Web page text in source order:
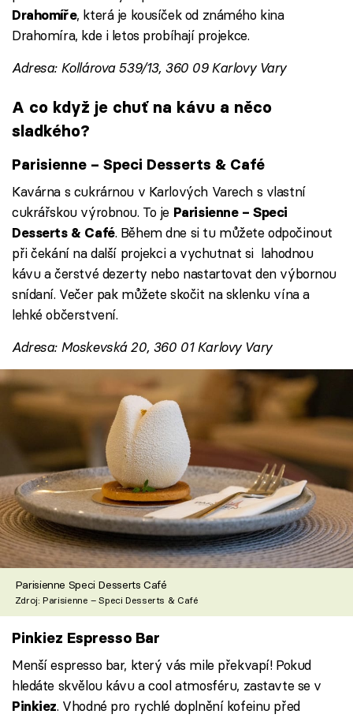
Drahomíře, která je kousíček od známého kina
Drahomíra, kde i letos probíhají projekce.
Adresa: Kollárova 539/13, 360 09 Karlovy Vary
A co když je chuť na kávu a něco
sladkého?
Parisienne – Speci Desserts & Café
Kavárna s cukrárnou v Karlových Varech s vlastní
cukrářskou výrobnou. To je Parisienne – Speci
Desserts & Café. Během dne si tu můžete odpočinout
při čekání na další projekci a vychutnat si lahodnou
kávu a čerstvé dezerty nebo nastartovat den výbornou
snídaní. Večer pak můžete skočit na sklenku vína a
lehké občerstvení.
Adresa: Moskevská 20, 360 01 Karlovy Vary
Parisienne Speci Desserts Café
Zdroj: Parisienne – Speci Desserts & Café
Pinkiez Espresso Bar
Menší espresso bar, který vás mile překvapí! Pokud
hledáte skvělou kávu a cool atmosféru, zastavte se v
Pinkiez. Vhodné pro rychlé doplnění kofeinu před